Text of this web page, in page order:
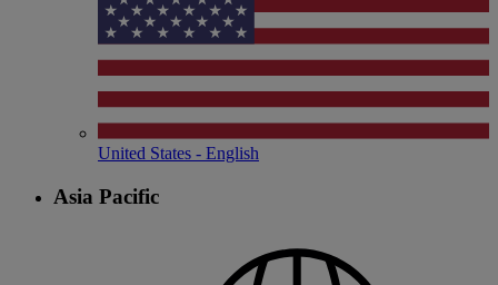
United States - English
Asia Pacific